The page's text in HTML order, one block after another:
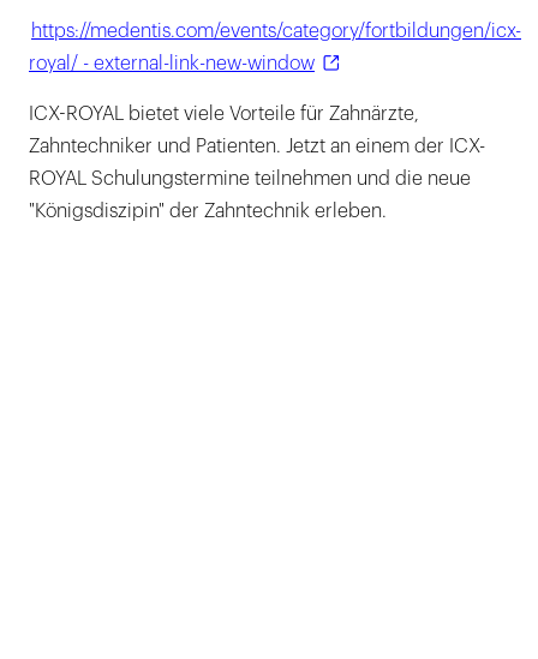
https://medentis.com/events/category/fortbildungen/icx-
royal/ - external-link-new-window
ICX-ROYAL bietet viele Vorteile für Zahnärzte,
Zahntechniker und Patienten. Jetzt an einem der ICX-
ROYAL Schulungstermine teilnehmen und die neue
"Königsdiszipin" der Zahntechnik erleben.